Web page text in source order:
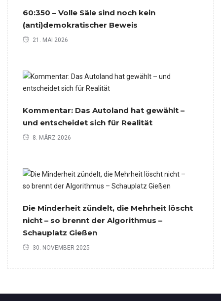
60:350 – Volle Säle sind noch kein
(anti)demokratischer Beweis
21. MAI 2026
Kommentar: Das Autoland hat gewählt –
und entscheidet sich für Realität
8. MÄRZ 2026
Die Minderheit zündelt, die Mehrheit löscht
nicht – so brennt der Algorithmus –
Schauplatz Gießen
30. NOVEMBER 2025